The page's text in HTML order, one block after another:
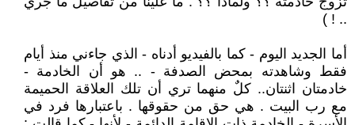
.. ! )
أما الجديد اليوم - كما بالفيديو أدناه - الذي جاءني منذ أيام
فقط وشاهدته بمحض الصدفة - .. هو أن الخادمة -
خادمتان اثنتان.. كلٌ منهما تري أن تلك العلاقة الحميمة
مع رب البيت . هي حق من حقوقها . باعتبارها فرد في